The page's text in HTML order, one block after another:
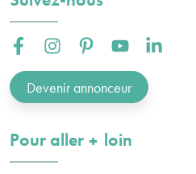
Facebook :Instagram :Pinterest :Youtube :Linkedin :
Devenir annonceur
Pour aller plusloin